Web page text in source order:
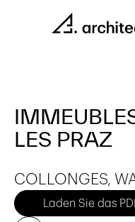
LES PRAZ
COLLONGES,
Laden Sie das